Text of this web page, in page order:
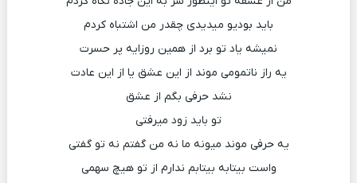
باید بودیو میدیدی چقدر من اشتباه کردم
نمیشه یاد تو برد از همین روزایه پر حسرت
یه راز ناتمومی موند از این عشق یا از این عادت
نشد حرفی بگم از عشق
تو باید زود میرفتی
یه حرفی موند میونه ما نه من گفتم نه تو گفتی
واست بیتابه بیتابم ندارم از تو هیچ سهمی